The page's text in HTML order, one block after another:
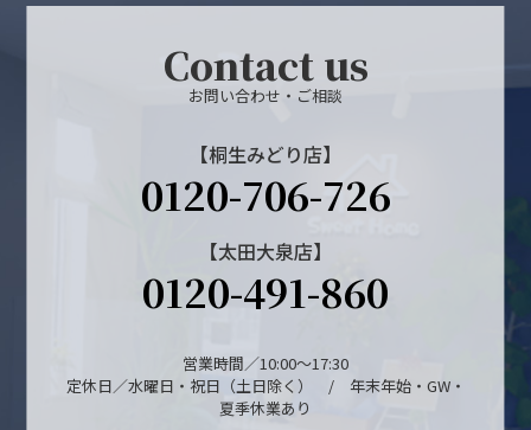
Contact us
お問い合わせ・ご相談
【桐生みどり店】
0120-706-726
【太田大泉店】
0120-491-860
営業時間／10:00～17:30
定休日／水曜日・祝日（土日除く） / 年末年始・GW・
夏季休業あり